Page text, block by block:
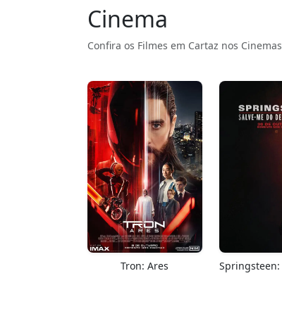
Cinema
Confira os Filmes em Cartaz nos Cinemas
Tron: Ares